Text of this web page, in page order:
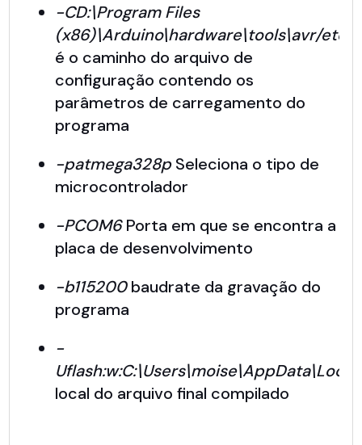
-CD:\Program Files
(x86)\Arduino\hardware\tools\avr/etc/
é o caminho do arquivo de
configuração contendo os
parâmetros de carregamento do
programa
-patmega328pSeleciona o tipo de
microcontrolador
-PCOM6Porta em que se encontra a
placa de desenvolvimento
-b115200baudrate da gravação do
programa
-
local do arquivo final compilado